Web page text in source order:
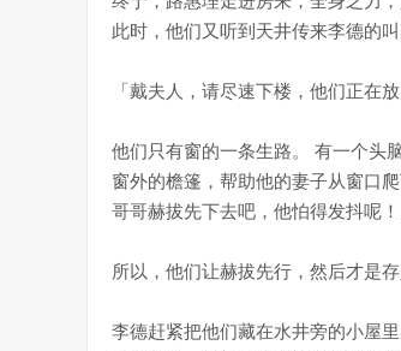
此时，他们又听到天井传来李德的
「戴夫人，请尽速下楼，他们正在
他们只有窗的一条生路。 有一个头
窗外的檐篷，帮助他的妻子从窗口
哥哥赫拔先下去吧，他怕得发抖呢！
所以，他们让赫拔先行，然后才是存
李德赶紧把他们藏在水井旁的小屋